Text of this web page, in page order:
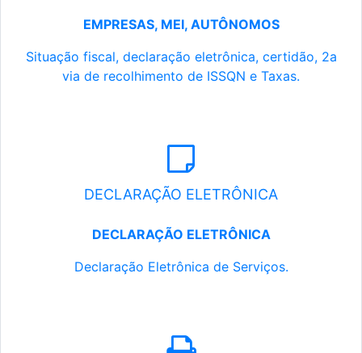
EMPRESAS, MEI, AUTÔNOMOS
Situação fiscal, declaração eletrônica, certidão, 2a
via de recolhimento de ISSQN e Taxas.
DECLARAÇÃO ELETRÔNICA
DECLARAÇÃO ELETRÔNICA
Declaração Eletrônica de Serviços.